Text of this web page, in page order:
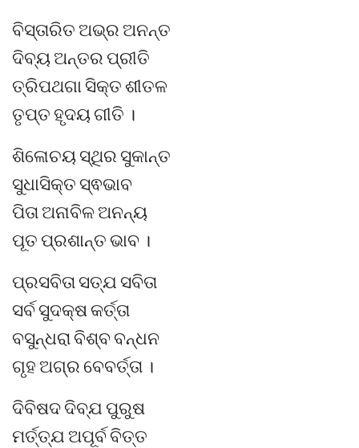
ବିସ୍ତାରିତ ଅଭ୍ର ଅନନ୍ତ
ଦିବ୍ୟ ଅନ୍ତର ପ୍ରୀତି
ତ୍ରିପଥଗା ସିକ୍ତ ଶୀତଳ
ତୃପ୍ତ ହୃଦୟ ଗୀତି ।
ଶିଳୋଚୟ ସ୍ଥିର ସୁକାନ୍ତ
ସୁଧାସିକ୍ତ ସ୍ଵଭାବ
ପିତା ଅନାବିଳ ଅନନ୍ୟ
ପୂତ ପ୍ରଶାନ୍ତ ଭାବ ।
ପ୍ରସବିତା ସତ୍ଯ ସବିତା
ସର୍ବ ସୁଦକ୍ଷ କର୍ତ୍ତା
ବସୁନ୍ଧରା ବିଶ୍ବ ବନ୍ଧନ
ଗୃହ ଅଗ୍ର ବେବର୍ତ୍ତା ।
ଦିବିଷଦ ଦିବ୍ଯ ପୁରୁଷ
ମର୍ତ୍ତ୍ଯ ଅପୂର୍ବ ବିତ୍ତ